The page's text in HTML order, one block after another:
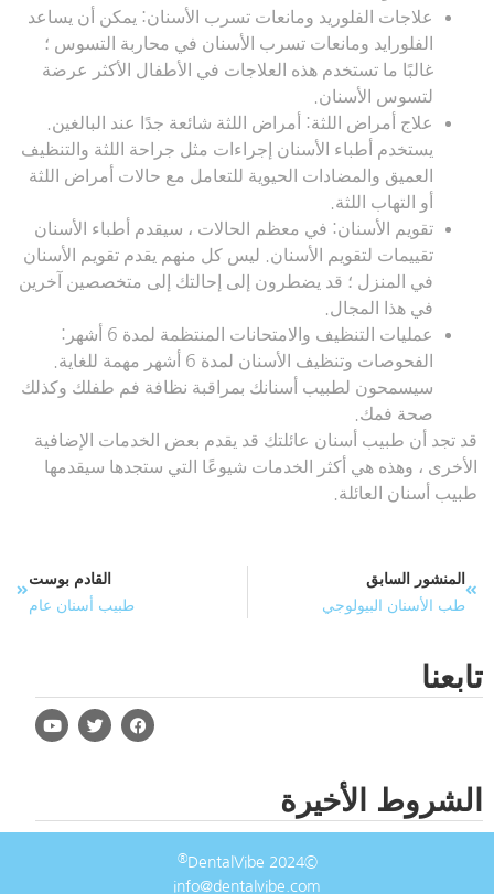
علاجات الفلوريد ومانعات تسرب الأسنان: يمكن أن يساعد
الفلورايد ومانعات تسرب الأسنان في محاربة التسوس ؛
غالبًا ما تستخدم هذه العلاجات في الأطفال الأكثر عرضة
لتسوس الأسنان.
علاج أمراض اللثة: أمراض اللثة شائعة جدًا عند البالغين.
يستخدم أطباء الأسنان إجراءات مثل جراحة اللثة والتنظيف
العميق والمضادات الحيوية للتعامل مع حالات أمراض اللثة
أو التهاب اللثة.
تقويم الأسنان: في معظم الحالات ، سيقدم أطباء الأسنان
تقييمات لتقويم الأسنان. ليس كل منهم يقدم تقويم الأسنان
في المنزل ؛ قد يضطرون إلى إحالتك إلى متخصصين آخرين
في هذا المجال.
عمليات التنظيف والامتحانات المنتظمة لمدة 6 أشهر:
الفحوصات وتنظيف الأسنان لمدة 6 أشهر مهمة للغاية.
سيسمحون لطبيب أسنانك بمراقبة نظافة فم طفلك وكذلك
صحة فمك.
قد تجد أن طبيب أسنان عائلتك قد يقدم بعض الخدمات الإضافية
الأخرى ، وهذه هي أكثر الخدمات شيوعًا التي ستجدها سيقدمها
طبيب أسنان العائلة.
المنشور السابق
طب الأسنان البيولوجي
القادم بوست
طبيب أسنان عام
تابعنا
الشروط الأخيرة
©2024 DentalVibe
®
info@dentalvibe.com